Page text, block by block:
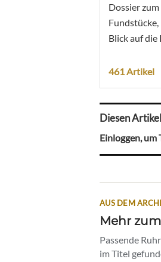
Dossier
Blick auf die
461 Artikel
Diesen
Einloggen, um
AUS DEM
Mehr
Passende
im Titel